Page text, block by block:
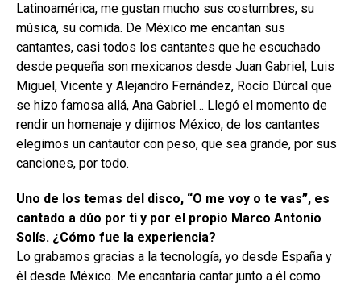
Latinoamérica, me gustan mucho sus costumbres, su
música, su comida. De México me encantan sus
cantantes, casi todos los cantantes que he escuchado
desde pequeña son mexicanos desde Juan Gabriel, Luis
Miguel, Vicente y Alejandro Fernández, Rocío Dúrcal que
se hizo famosa allá, Ana Gabriel… Llegó el momento de
rendir un homenaje y dijimos México, de los cantantes
elegimos un cantautor con peso, que sea grande, por sus
canciones, por todo.
Uno de los temas del disco, “O me voy o te vas”, es
cantado a dúo por ti y por el propio Marco Antonio
Solís. ¿Cómo fue la experiencia?
Lo grabamos gracias a la tecnología, yo desde España y
él desde México. Me encantaría cantar junto a él como